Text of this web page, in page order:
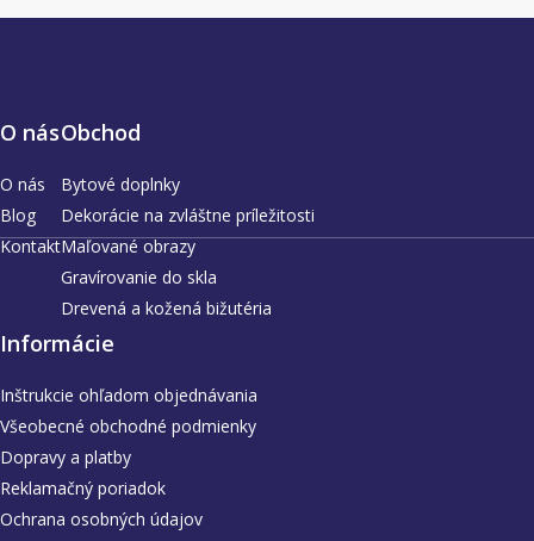
O nás
O nás
Blog
Kontakt
Obchod
Bytové doplnky
Dekorácie na zvláštne príležitosti
Maľované obrazy
Gravírovanie do skla
Drevená a kožená bižutéria
Informácie
Inštrukcie ohľadom objednávania
Všeobecné obchodné podmienky
Dopravy a platby
Reklamačný poriadok
Ochrana osobných údajov